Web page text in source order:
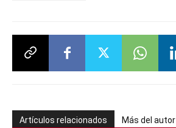
Artículos relacionados Más del autor